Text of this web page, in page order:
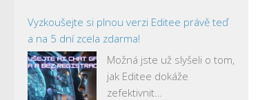
Vyzkoušejte si plnou verzi Editee právě teď
a na 5 dní zcela zdarma!
Možná jste už slyšeli o tom,
jak Editee dokáže
zefektivnit…